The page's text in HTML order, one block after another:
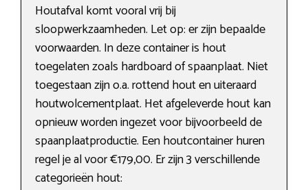
Houtafval komt vooral vrij bij
sloopwerkzaamheden. Let op: er zijn bepaalde
voorwaarden. In deze container is hout
toegelaten zoals hardboard of spaanplaat. Niet
toegestaan zijn o.a. rottend hout en uiteraard
houtwolcementplaat. Het afgeleverde hout kan
opnieuw worden ingezet voor bijvoorbeeld de
spaanplaatproductie. Een houtcontainer huren
regel je al voor €179,00. Er zijn 3 verschillende
categorieën hout: